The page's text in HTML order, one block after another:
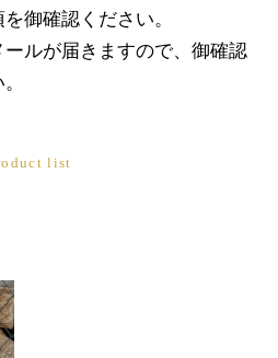
御確認ください。
ルが届きますので、御確認
list